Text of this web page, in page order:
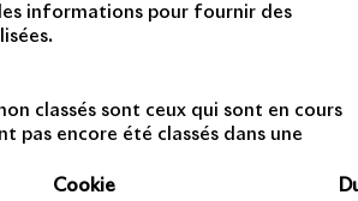
informations pour fournir des
classés sont ceux qui sont en cours
pas encore été classés dans une
Cookie